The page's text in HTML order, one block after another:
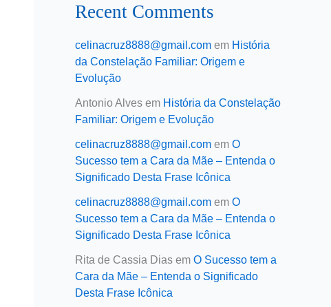
Recent Comments
celinacruz8888@gmail.com em História
da Constelação Familiar: Origem e
Evolução
Antonio Alves em História da Constelação
Familiar: Origem e Evolução
celinacruz8888@gmail.com em O
Sucesso tem a Cara da Mãe – Entenda o
Significado Desta Frase Icônica
celinacruz8888@gmail.com em O
Sucesso tem a Cara da Mãe – Entenda o
Significado Desta Frase Icônica
Rita de Cassia Dias em O Sucesso tem a
Cara da Mãe – Entenda o Significado
Desta Frase Icônica